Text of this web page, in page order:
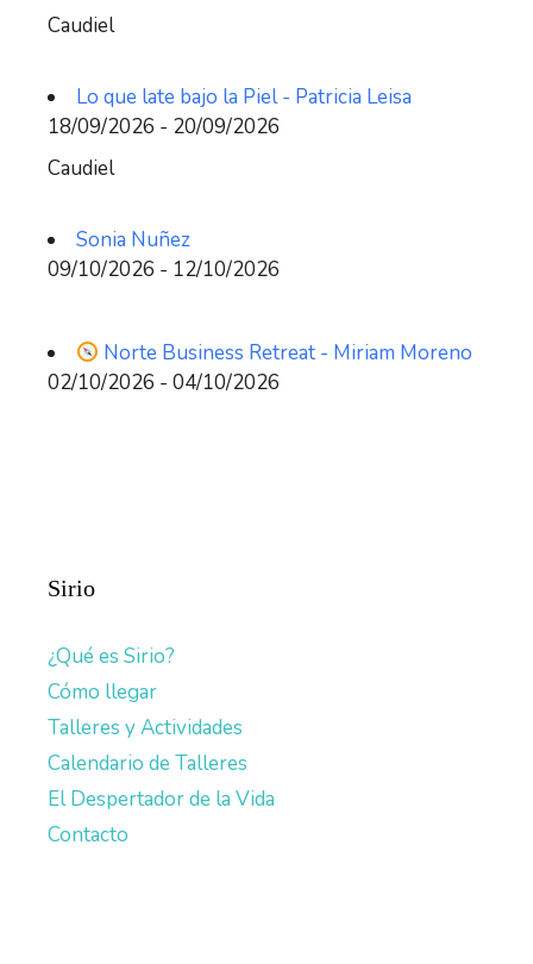
Caudiel
Lo que late bajo la Piel - Patricia Leisa
18/09/2026 - 20/09/2026
Caudiel
Sonia Nuñez
09/10/2026 - 12/10/2026
Norte Business Retreat - Miriam Moreno
02/10/2026 - 04/10/2026
Sirio
¿Qué es Sirio?
Cómo llegar
Talleres y Actividades
Calendario de Talleres
El Despertador de la Vida
Contacto